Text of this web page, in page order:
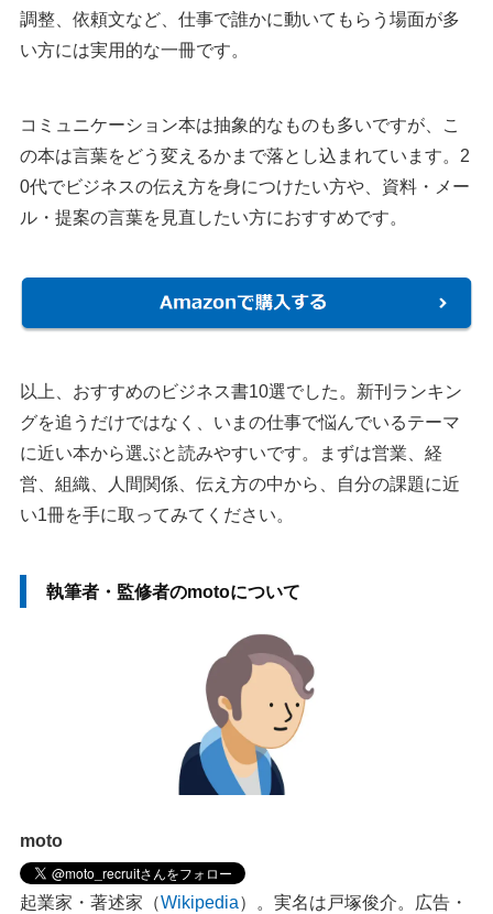
調整、依頼文など、仕事で誰かに動いてもらう場面が多
い方には実用的な一冊です。
コミュニケーション本は抽象的なものも多いですが、こ
の本は言葉をどう変えるかまで落とし込まれています。2
0代でビジネスの伝え方を身につけたい方や、資料・メー
ル・提案の言葉を見直したい方におすすめです。
以上、おすすめのビジネス書10選でした。新刊ランキン
グを追うだけではなく、いまの仕事で悩んでいるテーマ
に近い本から選ぶと読みやすいです。まずは営業、経
営、組織、人間関係、伝え方の中から、自分の課題に近
い1冊を手に取ってみてください。
執筆者・監修者のmotoについて
moto
起業家・著述家（Wikipedia）。実名は戸塚俊介。広告・